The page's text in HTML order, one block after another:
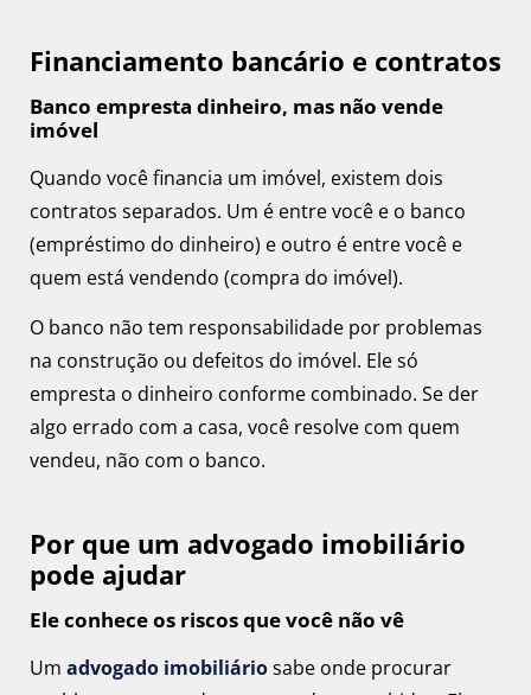
Financiamento bancário e contratos
Banco empresta dinheiro, mas não vende
imóvel
Quando você financia um imóvel, existem dois
contratos separados. Um é entre você e o banco
(empréstimo do dinheiro) e outro é entre você e
quem está vendendo (compra do imóvel).
O banco não tem responsabilidade por problemas
na construção ou defeitos do imóvel. Ele só
empresta o dinheiro conforme combinado. Se der
algo errado com a casa, você resolve com quem
vendeu, não com o banco.
Por que um advogado imobiliário
pode ajudar
Ele conhece os riscos que você não vê
Um advogado imobiliáriosabe onde procurar